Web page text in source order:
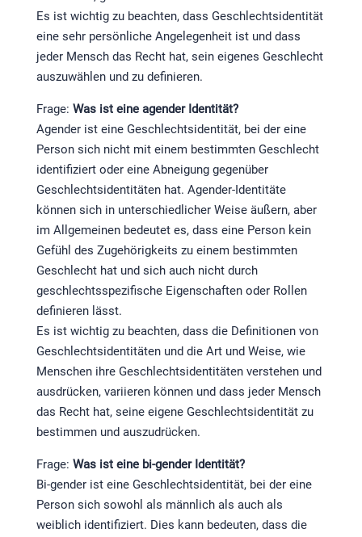
Es ist wichtig zu beachten, dass Geschlechtsidentität
eine sehr persönliche Angelegenheit ist und dass
jeder Mensch das Recht hat, sein eigenes Geschlecht
auszuwählen und zu definieren.
Frage: Was ist eine agender Identität?
Agender ist eine Geschlechtsidentität, bei der eine
Person sich nicht mit einem bestimmten Geschlecht
identifiziert oder eine Abneigung gegenüber
Geschlechtsidentitäten hat. Agender-Identitäte
können sich in unterschiedlicher Weise äußern, aber
im Allgemeinen bedeutet es, dass eine Person kein
Gefühl des Zugehörigkeits zu einem bestimmten
Geschlecht hat und sich auch nicht durch
geschlechtsspezifische Eigenschaften oder Rollen
definieren lässt.
Es ist wichtig zu beachten, dass die Definitionen von
Geschlechtsidentitäten und die Art und Weise, wie
Menschen ihre Geschlechtsidentitäten verstehen und
ausdrücken, variieren können und dass jeder Mensch
das Recht hat, seine eigene Geschlechtsidentität zu
bestimmen und auszudrücken.
Frage: Was ist eine bi-gender Identität?
Bi-gender ist eine Geschlechtsidentität, bei der eine
Person sich sowohl als männlich als auch als
weiblich identifiziert. Dies kann bedeuten, dass die